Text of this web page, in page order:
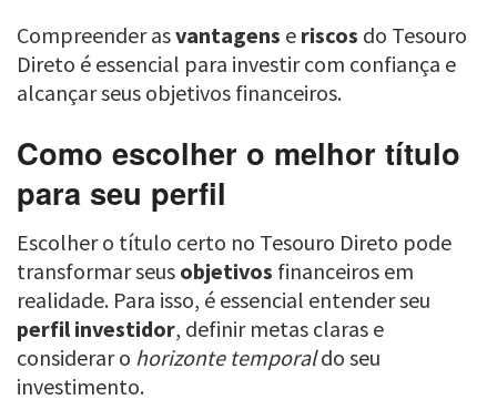
Compreender asvantagens e riscos do Tesouro
Direto é essencial para investir com confiança e
alcançar seus objetivos financeiros.
Como escolher o melhor título
para seu perfil
Escolher o título certo no Tesouro Direto pode
transformar seus objetivos financeiros em
realidade. Para isso, é essencial entender seu
perfil investidor, definir metas claras e
considerar o horizonte temporaldo seu
investimento.